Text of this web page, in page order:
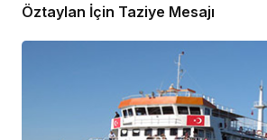
Öztaylan İçin Taziye Mesajı